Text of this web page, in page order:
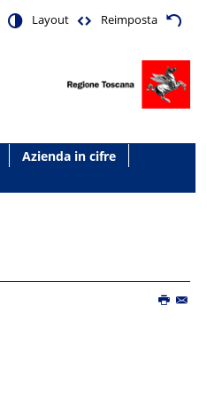
Layout Reimposta
Azienda in cifre